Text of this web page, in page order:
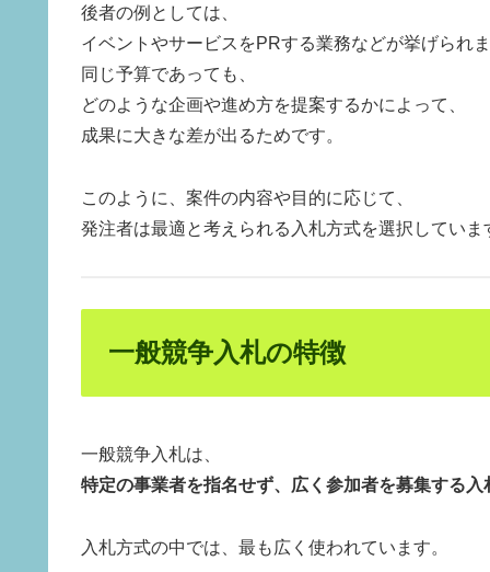
後者の例としては、
イベントやサービスをPRする業務などが挙げられま
同じ予算であっても、
どのような企画や進め方を提案するかによって、
成果に大きな差が出るためです。
このように、案件の内容や目的に応じて、
発注者は最適と考えられる入札方式を選択していま
一般競争入札の特徴
一般競争入札は、
特定の事業者を指名せず、広く参加者を募集する入
入札方式の中では、最も広く使われています。